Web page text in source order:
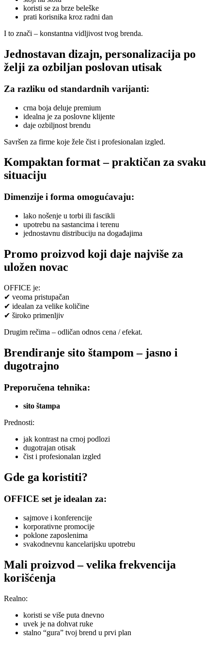
koristi se za brze beleške
prati korisnika kroz radni dan
I to znači – konstantna vidljivost tvog brenda.
Jednostavan dizajn, personalizacija po
želji za ozbiljan poslovan utisak
Za razliku od standardnih varijanti:
crna boja deluje premium
idealna je za poslovne klijente
daje ozbiljnost brendu
Savršen za firme koje žele čist i profesionalan izgled.
Kompaktan format – praktičan za svaku
situaciju
Dimenzije i forma omogućavaju:
lako nošenje u torbi ili fascikli
upotrebu na sastancima i terenu
jednostavnu distribuciju na događajima
Promo proizvod koji daje najviše za
uložen novac
OFFICE je:
✔ veoma pristupačan
✔ idealan za velike količine
✔ široko primenljiv
Drugim rečima – odličan odnos cena / efekat.
Brendiranje sito štampom – jasno i
dugotrajno
Preporučena tehnika:
sito štampa
Prednosti:
jak kontrast na crnoj podlozi
dugotrajan otisak
čist i profesionalan izgled
Gde ga koristiti?
OFFICE set je idealan za:
sajmove i konferencije
korporativne promocije
poklone zaposlenima
svakodnevnu kancelarijsku upotrebu
Mali proizvod – velika frekvencija
korišćenja
Realno:
koristi se više puta dnevno
uvek je na dohvat ruke
stalno “gura” tvoj brend u prvi plan